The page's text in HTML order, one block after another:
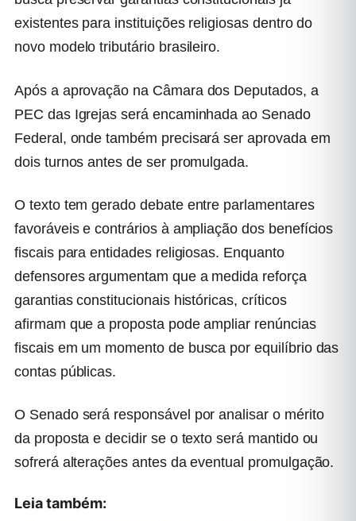
existentes para instituições religiosas dentro do
novo modelo tributário brasileiro.
Após a aprovação na Câmara dos Deputados, a
PEC das Igrejas será encaminhada ao Senado
Federal, onde também precisará ser aprovada em
dois turnos antes de ser promulgada.
O texto tem gerado debate entre parlamentares
favoráveis e contrários à ampliação dos benefícios
fiscais para entidades religiosas. Enquanto
defensores argumentam que a medida reforça
garantias constitucionais históricas, críticos
afirmam que a proposta pode ampliar renúncias
fiscais em um momento de busca por equilíbrio das
contas públicas.
O Senado será responsável por analisar o mérito
da proposta e decidir se o texto será mantido ou
sofrerá alterações antes da eventual promulgação.
Leia também: